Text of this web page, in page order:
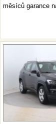
měsíců garance